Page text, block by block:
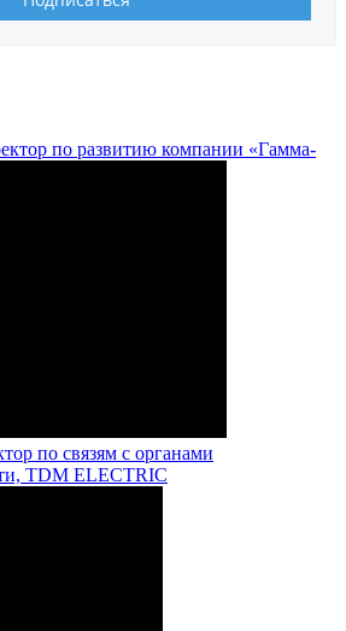
по развитию компании «Гамма-
по связям с органами
TDM ELECTRIC